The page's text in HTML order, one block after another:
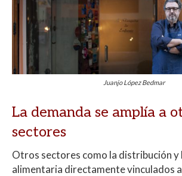
Juanjo López Bedmar
La demanda se amplía a
sectores
Otros sectores como la distribución y
alimentaria directamente vinculados